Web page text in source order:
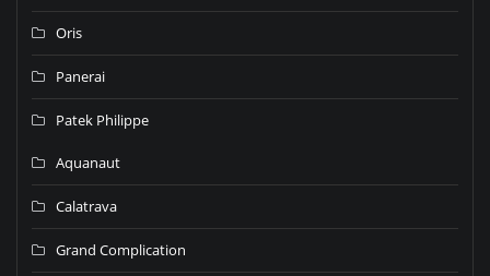
Oris
Panerai
Patek Philippe
Aquanaut
Calatrava
Grand Complication